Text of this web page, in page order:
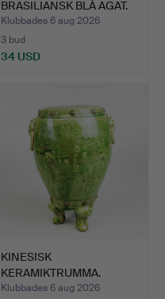
BRASILIANSK BLÅ AGAT.
Klubbades 6 aug 2026
3 bud
34 USD
KINESISK
KERAMIKTRUMMA.
Klubbades 6 aug 2026